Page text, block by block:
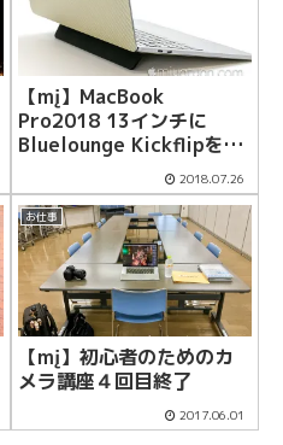
【mį】MacBook
Pro2018 13インチに
Bluelounge Kickflipを装
2018.07.26
お仕事
【mį】初心者のためのカ
メラ講座４回目終了
2017.06.01